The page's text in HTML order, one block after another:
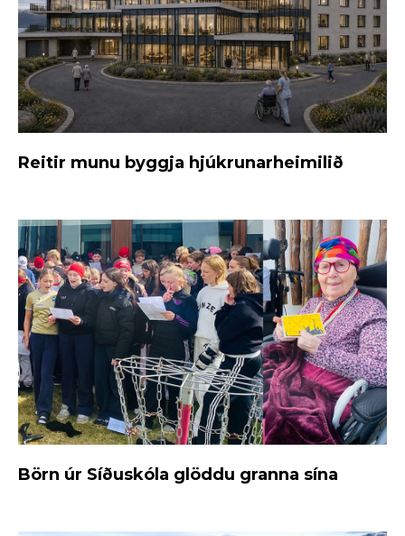
Reitir munu byggja hjúkrunarheimilið
Börn úr Síðuskóla glöddu granna sína